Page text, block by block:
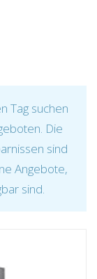
Tag suchen
Die
sind
Angebote,
sind.